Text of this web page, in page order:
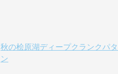
秋の桧原湖ディープクランクパ
ン